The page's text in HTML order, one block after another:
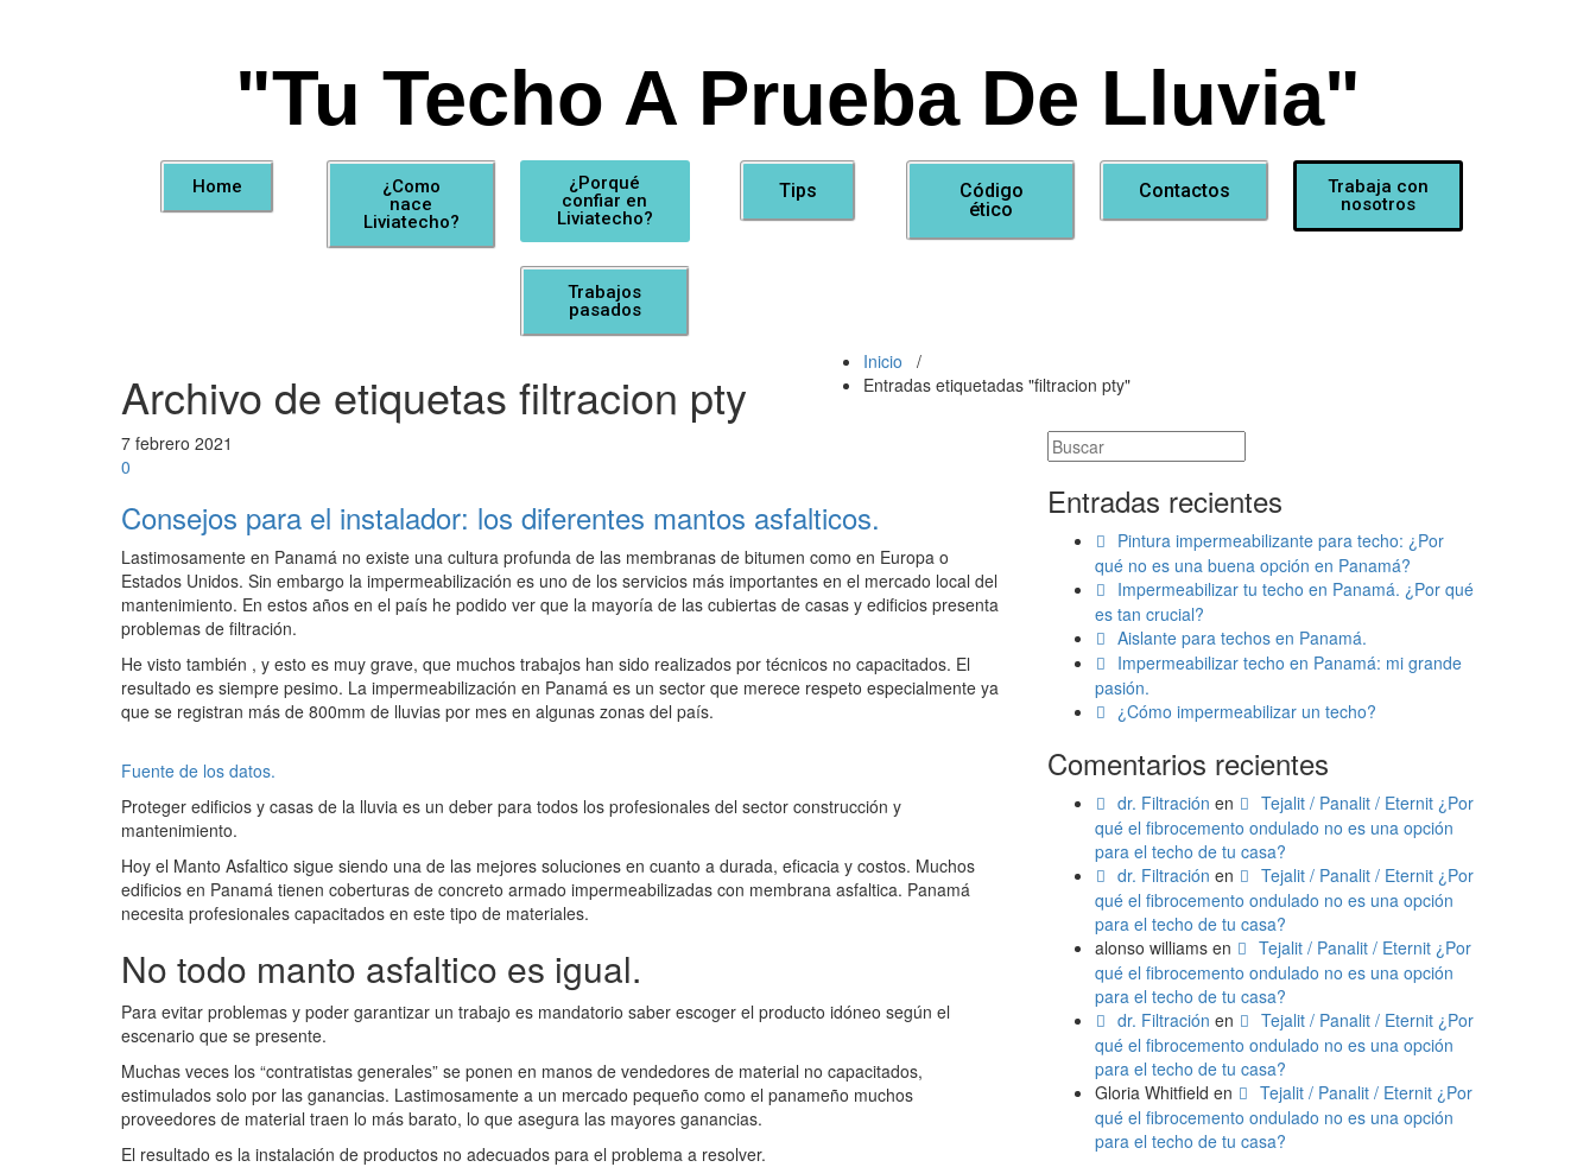
"Tu Techo A Prueba De Lluvia"
Home
¿Como
nace
Liviatecho?
¿Porqué
confiar en
Liviatecho?
Trabajos
pasados
Tips
Código
ético
Contactos
Trabaja con
nosotros
Archivo de etiquetas filtracion pty
Inicio /
Entradas etiquetadas "filtracion pty"
7 febrero 2021
0
Consejos para el instalador: los diferentes mantos asfalticos.
Lastimosamente en Panamá no existe una cultura profunda de las membranas de bitumen como en Europa o
Estados Unidos. Sin embargo la impermeabilización es uno de los servicios más importantes en el mercado local del
mantenimiento. En estos años en el país he podido ver que la mayoría de las cubiertas de casas y edificios presenta
problemas de filtración.
He visto también , y esto es muy grave, que muchos trabajos han sido realizados por técnicos no capacitados. El
resultado es siempre pesimo. La impermeabilización en Panamá es un sector que merece respeto especialmente ya
que se registran más de 800mm de lluvias por mes en algunas zonas del país.
Fuente de los datos.
Proteger edificios y casas de la lluvia es un deber para todos los profesionales del sector construcción y
mantenimiento.
Hoy el Manto Asfaltico sigue siendo una de las mejores soluciones en cuanto a durada, eficacia y costos. Muchos
edificios en Panamá tienen coberturas de concreto armado impermeabilizadas con membrana asfaltica. Panamá
necesita profesionales capacitados en este tipo de materiales.
No todo manto asfaltico es igual.
Para evitar problemas y poder garantizar un trabajo es mandatorio saber escoger el producto idóneo según el
escenario que se presente.
Muchas veces los “contratistas generales” se ponen en manos de vendedores de material no capacitados,
estimulados solo por las ganancias. Lastimosamente a un mercado pequeño como el panameño muchos
proveedores de material traen lo más barato, lo que asegura las mayores ganancias.
El resultado es la instalación de productos no adecuados para el problema a resolver.
Entradas recientes
Pintura impermeabilizante para techo: ¿Por
qué no es una buena opción en Panamá?
Impermeabilizar tu techo en Panamá. ¿Por qué
es tan crucial?
Aislante para techos en Panamá.
Impermeabilizar techo en Panamá: mi grande
pasión.
¿Cómo impermeabilizar un techo?
Comentarios recientes
dr. Filtración en
Tejalit / Panalit / Eternit ¿Por
qué el fibrocemento ondulado no es una opción
para el techo de tu casa?
dr. Filtración en
Tejalit / Panalit / Eternit ¿Por
qué el fibrocemento ondulado no es una opción
para el techo de tu casa?
alonso williams en
Tejalit / Panalit / Eternit ¿Por
qué el fibrocemento ondulado no es una opción
para el techo de tu casa?
dr. Filtración en
Tejalit / Panalit / Eternit ¿Por
qué el fibrocemento ondulado no es una opción
para el techo de tu casa?
Gloria Whitfield en
Tejalit / Panalit / Eternit ¿Por
qué el fibrocemento ondulado no es una opción
para el techo de tu casa?